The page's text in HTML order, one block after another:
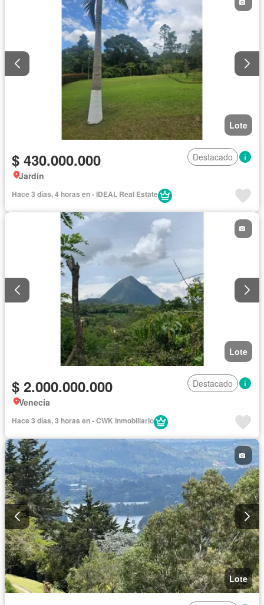
Lote
$ 430.000.000
Destacado
Jardín
Hace 3 días, 4 horas en - IDEAL Real Estate
Lote
$ 2.000.000.000
Destacado
Venecia
Hace 3 días, 3 horas en - CWK Inmobiliario
Lote